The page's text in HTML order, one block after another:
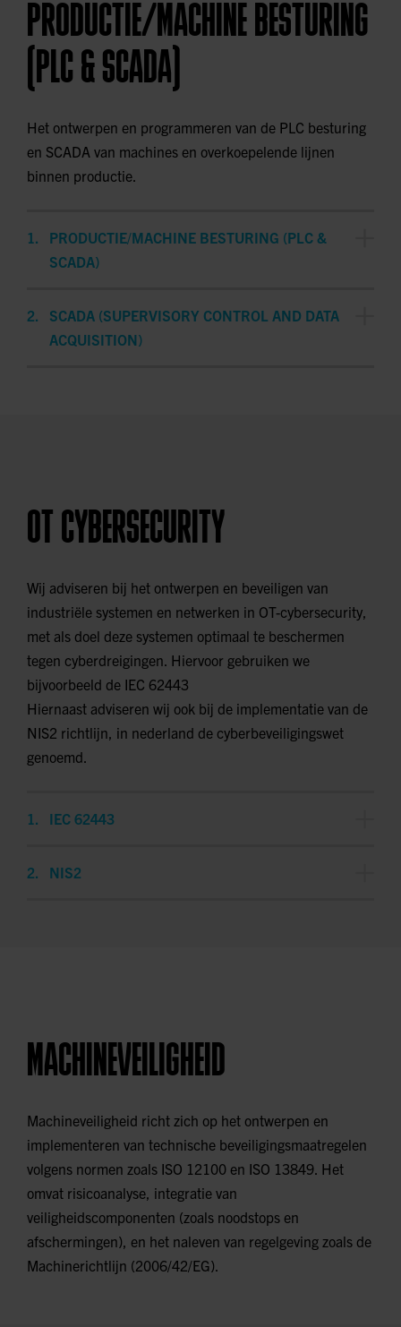
PRODUCTIE/MACHINE BESTURING
(PLC & SCADA)
Het ontwerpen en programmeren van de PLC besturing
en SCADA van machines en overkoepelende lijnen
binnen productie.
PRODUCTIE/MACHINE BESTURING (PLC &
SCADA)
achter een machine, in een PLC wordt de intellegentie
van een machine geprogrammeerd. Een PLC
SCADA (SUPERVISORY CONTROL AND DATA
ACQUISITION)
OT CYBERSECURITY
Wij adviseren bij het ontwerpen en beveiligen van
industriële systemen en netwerken in OT-cybersecurity,
met als doel deze systemen optimaal te beschermen
tegen cyberdreigingen. Hiervoor gebruiken we
bijvoorbeeld de IEC 62443
Hiernaast adviseren wij ook bij de implementatie van de
NIS2 richtlijn, in nederland de cyberbeveiligingswet
genoemd.
IEC 62443
cyberbeveiliging voor operationele technologie in
NIS2
MACHINEVEILIGHEID
Machineveiligheid richt zich op het ontwerpen en
implementeren van technische beveiligingsmaatregelen
volgens normen zoals ISO 12100 en ISO 13849. Het
omvat risicoanalyse, integratie van
veiligheidscomponenten (zoals noodstops en
afschermingen), en het naleven van regelgeving zoals de
Machinerichtlijn (2006/42/EG).